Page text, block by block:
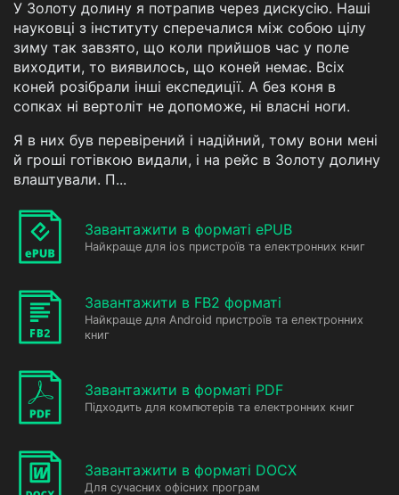
У Золоту долину я потрапив через дискусію. Наші
науковці з інституту сперечалися між собою цілу
зиму так завзято, що коли прийшов час у поле
виходити, то виявилось, що коней немає. Всіх
коней розібрали інші експедиції. А без коня в
сопках ні вертоліт не допоможе, ні власні ноги.
Я в них був перевірений і надійний, тому вони мені
й гроші готівкою видали, і на рейс в Золоту долину
влаштували. П...
Завантажити в форматі ePUB
Найкраще для ios пристроїв та електронних книг
Завантажити в FB2 форматі
Найкраще для Android пристроїв та електронних
книг
Завантажити в форматі PDF
Підходить для компютерів та електронних книг
Завантажити в форматі DOCX
Для сучасних офісних програм